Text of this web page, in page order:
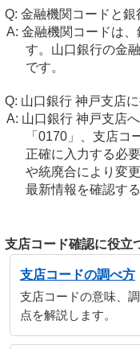
金融機関コードと銀
金融機関コードは
す。山口銀行の金
です。
山口銀行 神戸支店
山口銀行 神戸支店
「0170」、支店コ
正確に入力する必
や統廃合により変
最新情報を確認す
支店コード確認に役立
支店コードの調べ方
支店コードの意味、
点を解説します。